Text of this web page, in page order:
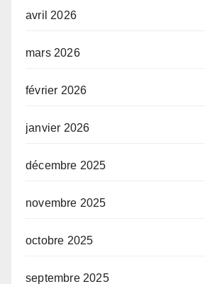
avril 2026
mars 2026
février 2026
janvier 2026
décembre 2025
novembre 2025
octobre 2025
septembre 2025